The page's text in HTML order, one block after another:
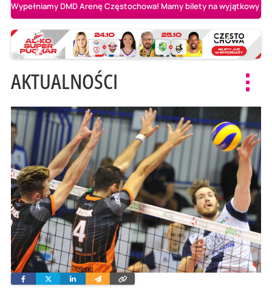
Wypełniamy DMD Arenę Częstochowa! Mamy bilety na wyjątkowy
AKTUALNOŚCI
FacebookTwitterLinkedinWyślij
e-
Skopiuj
link